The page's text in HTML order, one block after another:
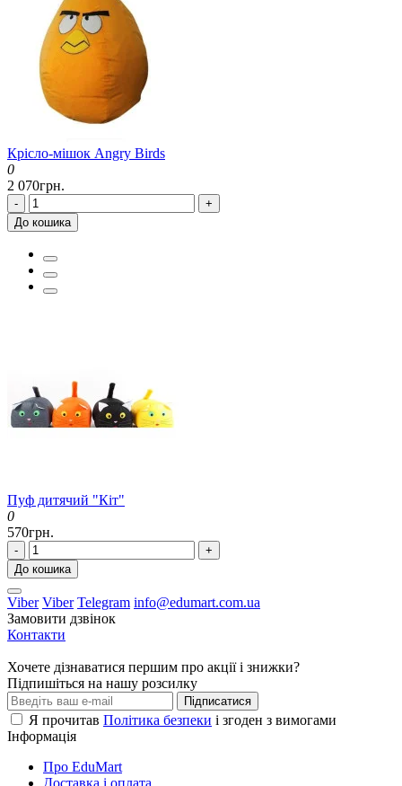
Крісло-мішок Angry Birds
0
2 070грн.
-
+
До кошика
Пуф дитячий "Кіт"
0
570грн.
-
+
До кошика
Viber Viber Telegram info@edumart.com.ua
Замовити дзвінок
Контакти
Хочете дізнаватися першим про акції і знижки?
Підпишіться на нашу розсилку
Підписатися
Я прочитав Політика безпеки і згоден з вимогами
Інформація
Про EduMart
Доставка і оплата